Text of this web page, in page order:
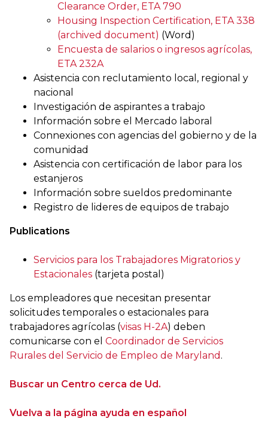
Clearance Order, ETA 790
Housing Inspection Certification, ETA 338
(archived document) (Word)
Encuesta de salarios o ingresos agrícolas,
ETA 232A
Asistencia con reclutamiento local, regional y
nacional
Investigación de aspirantes a trabajo
Información sobre el Mercado laboral
Connexiones con agencias del gobierno y de la
comunidad
Asistencia con certificación de labor para los
estanjeros
Información sobre sueldos predominante
Registro de lideres de equipos de trabajo
Publications
Servicios para los Trabajadores Migratorios y
Estacionales (tarjeta postal)
Los empleadores que necesitan presentar
solicitudes temporales o estacionales para
trabajadores agrícolas (visas H-2A) deben
comunicarse con el Coordinador de Servicios
Rurales del Servicio de Empleo de Maryland .
Buscar un Centro cerca de Ud.
Vuelva a la página ayuda en español